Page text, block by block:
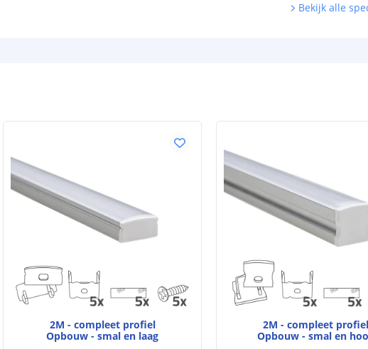
Watt per LED
bescherming
Plakstrip
Bekijk alle
2M - compleet profiel
Opbouw - smal en laag
2M - compleet profiel
Opbouw - smal en